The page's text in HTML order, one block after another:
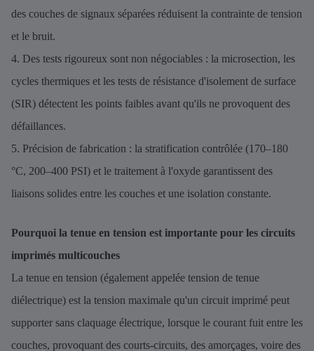
des couches de signaux séparées réduisent la contrainte de tension
et le bruit.
4. Des tests rigoureux sont non négociables : la microsection, les
cycles thermiques et les tests de résistance d'isolement de surface
(SIR) détectent les points faibles avant qu'ils ne provoquent des
défaillances.
5. Précision de fabrication : la stratification contrôlée (170–180
°C, 200–400 PSI) et le traitement à l'oxyde garantissent des
liaisons solides entre les couches et une isolation constante.
Pourquoi la tenue en tension est importante pour les circuits
imprimés multicouches
La tenue en tension (également appelée tension de tenue
diélectrique) est la tension maximale qu'un circuit imprimé peut
supporter sans claquage électrique, lorsque le courant fuit entre les
couches, provoquant des courts-circuits, des amorçages, voire des